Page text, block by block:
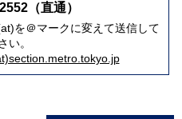
（直通）
を＠マークに変えて送信して
い。